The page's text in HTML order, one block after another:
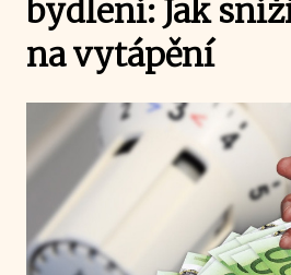
bydlení: Jak
na vytápění